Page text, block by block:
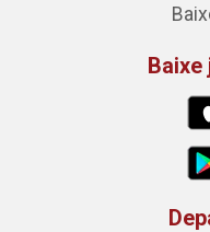
Baixe